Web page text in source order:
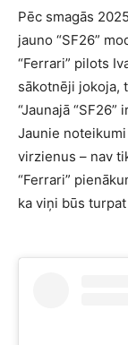
Pēc smagās
jauno “SF26”
“Ferrari” pilots
sākotnēji jokoja,
“Jaunajā
Jaunie
virzienus – nav
“Ferrari”
ka viņi būs